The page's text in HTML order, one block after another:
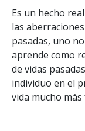
Es un hecho
las
pasadas, uno
aprende como
de vidas
individuo en el
vida mucho más